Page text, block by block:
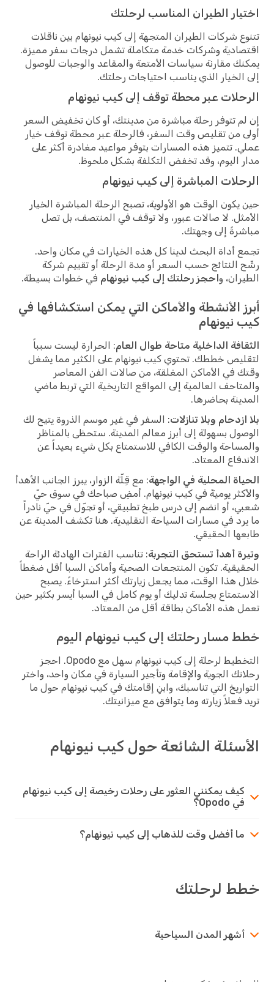
اختيار الطيران المناسب لرحلتك
تتنوع شركات الطيران المتجهة إلى كيب نيونهام بين ناقلات
اقتصادية وشركات خدمة متكاملة تشمل درجات سفر مميزة.
يمكنك مقارنة سياسات الأمتعة والمقاعد والوجبات للوصول
إلى الخيار الذي يناسب احتياجات رحلتك.
الرحلات عبر محطة توقف إلى كيب نيونهام
إن لم تتوفر رحلة مباشرة من مدينتك، أو كان تخفيض السعر
أولى من تقليص وقت السفر، فالرحلة عبر محطة توقف خيار
عملي. تتميز هذه المسارات بتوفر مواعيد مغادرة أكثر على
مدار اليوم، وقد تخفض التكلفة بشكل ملحوظ.
الرحلات المباشرة إلى كيب نيونهام
حين يكون الوقت هو الأولوية، تصبح الرحلة المباشرة الخيار
الأمثل. لا صالات عبور، ولا توقف في المنتصف، بل تصل
مباشرةً إلى وجهتك.
تجمع أداة البحث لدينا كل هذه الخيارات في مكان واحد.
رشّح النتائج حسب السعر أو مدة الرحلة أو تقييم شركة
الطيران، واحجز رحلتك إلى كيب نيونهام في خطوات بسيطة.
أبرز الأنشطة والأماكن التي يمكن استكشافها في
كيب نيونهام
الثقافة الداخلية متاحة طوال العام: الحرارة ليست سبباً
لتقليص خططك. تحتوي كيب نيونهام على الكثير مما يشغل
وقتك في الأماكن المغلقة، من صالات الفن المعاصر
والمتاحف العالمية إلى المواقع التاريخية التي تربط ماضي
المدينة بحاضرها.
بلا ازدحام وبلا تنازلات: السفر في غير موسم الذروة يتيح لك
الوصول بسهولة إلى أبرز معالم المدينة. ستحظى بالمناظر
والمساحة والوقت الكافي للاستمتاع بكل شيء بعيداً عن
الاندفاع المعتاد.
الحياة المحلية في الواجهة: مع قِلّة الزوار، يبرز الجانب الأهدأ
والأكثر يوميةً في كيب نيونهام. أمضِ صباحك في سوق حيّ
شعبي، أو انضم إلى درس طبخ تطبيقي، أو تجوّل في حيّ نادراً
ما يرد في مسارات السياحة التقليدية. هنا تكشف المدينة عن
طابعها الحقيقي.
وتيرة أهدأ تستحق التجربة: تناسب الفترات الهادئة الراحة
الحقيقية. تكون المنتجعات الصحية وأماكن السبا أقل ضغطاً
خلال هذا الوقت، مما يجعل زيارتك أكثر استرخاءً. يصبح
الاستمتاع بجلسة تدليك أو يوم كامل في السبا أيسر بكثير حين
تعمل هذه الأماكن بطاقة أقل من المعتاد.
خطط مسار رحلتك إلى كيب نيونهام اليوم
التخطيط لرحلة إلى كيب نيونهام سهل مع Opodo. احجز
رحلاتك الجوية والإقامة وتأجير السيارة في مكان واحد، واختر
التواريخ التي تناسبك، وابنِ إقامتك في كيب نيونهام حول ما
تريد فعلاً زيارته وما يتوافق مع ميزانيتك.
الأسئلة الشائعة حول كيب نيونهام
كيف يمكنني العثور على رحلات رخيصة إلى كيب نيونهام
في Opodo؟
ما أفضل وقت للذهاب إلى كيب نيونهام؟
خطط لرحلتك
أشهر المدن السياحية